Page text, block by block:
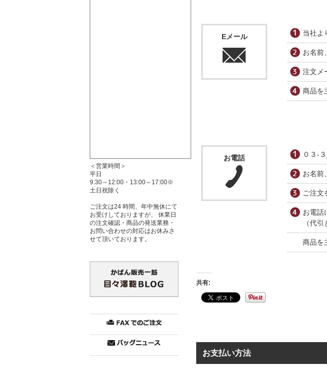
Eメール 当社よ
お名前
注文メ
商品を
お電話 ０３-
お名前
ご注文
お電話
（代
商品を
共有:
お支払い方法
＜営業時間＞
平日
9:30～12:00・13:00～17:00※
土日祝除く
ご注文は24 時間、年中無休にて
お受けしておりますが、 休業日
の注文確認・商品の発送業務・
お問い合わせの対応はお休みさ
せて頂いております。